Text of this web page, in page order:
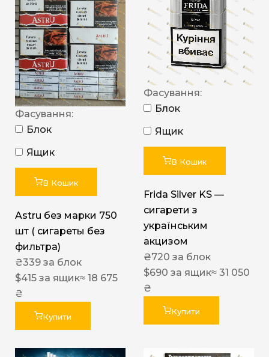
Фасування:
Блок
Ящик
В Кошик
Astru без марки 750
шт ( сигареты без
фильтра)
₴339 за блок
$415 за ящик≈ 18 675
₴
Купити
Фасування:
Блок
Ящик
В Кошик
Frida Silver KS —
сигарети з
українським
акцизом
₴720 за блок
$690 за ящик≈ 31 050
₴
Купити